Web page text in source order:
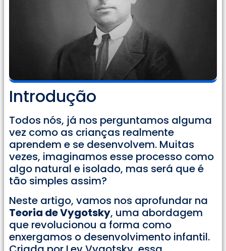
Introdução
Todos nós, já nos perguntamos alguma
vez como as crianças realmente
aprendem e se desenvolvem. Muitas
vezes, imaginamos esse processo como
algo natural e isolado, mas será que é
tão simples assim?
Neste artigo, vamos nos aprofundar na
Teoria de Vygotsky, uma abordagem
que revolucionou a forma como
enxergamos o desenvolvimento infantil.